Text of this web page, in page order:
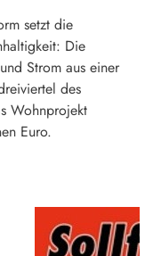
setzt die
Die
Strom aus einer
des
Wohnprojekt
Euro.